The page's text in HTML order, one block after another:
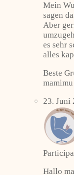
Mein
sagen
Aber
es sehr
alles
Beste
mamimu
23. Juni
Hallo